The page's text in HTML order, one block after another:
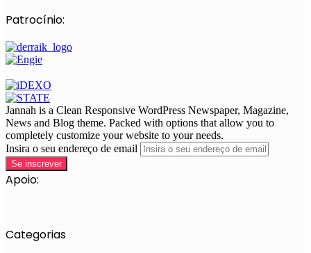
Patrocínio:
Jannah is a Clean Responsive WordPress Newspaper, Magazine,
News and Blog theme. Packed with options that allow you to
completely customize your website to your needs.
Insira o seu endereço de email
Apoio:
Categorias